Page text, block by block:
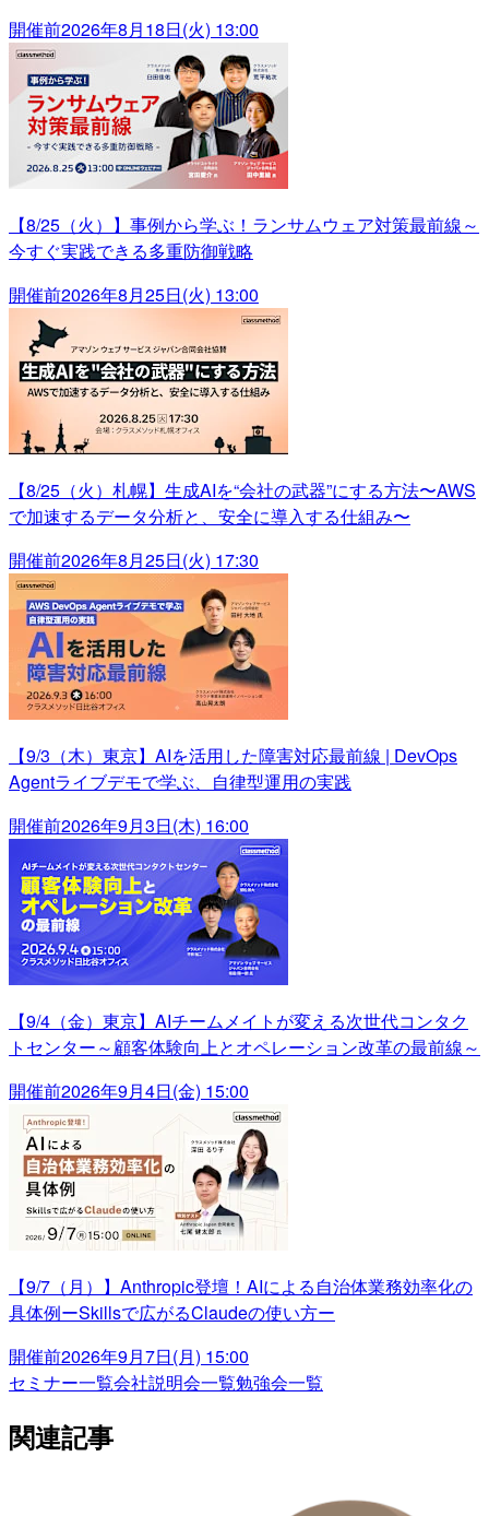
開催前2026年8月18日(火) 13:00
【8/25（火）】事例から学ぶ！ランサムウェア対策最前線～
今すぐ実践できる多重防御戦略
開催前2026年8月25日(火) 13:00
【8/25（火）札幌】生成AIを“会社の武器”にする方法〜AWS
で加速するデータ分析と、安全に導入する仕組み〜
開催前2026年8月25日(火) 17:30
【9/3（木）東京】AIを活用した障害対応最前線 | DevOps
Agentライブデモで学ぶ、自律型運用の実践
開催前2026年9月3日(木) 16:00
【9/4（金）東京】AIチームメイトが変える次世代コンタク
トセンター～顧客体験向上とオペレーション改革の最前線～
開催前2026年9月4日(金) 15:00
【9/7（月）】Anthropic登壇！AIによる自治体業務効率化の
具体例ーSkillsで広がるClaudeの使い方ー
開催前2026年9月7日(月) 15:00
セミナー一覧会社説明会一覧勉強会一覧
関連記事